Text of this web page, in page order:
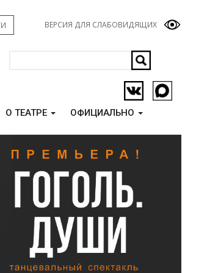
ВЕРСИЯ ДЛЯ СЛАБОВИДЯЩИХ
О ТЕАТРЕ ОФИЦИАЛЬНО